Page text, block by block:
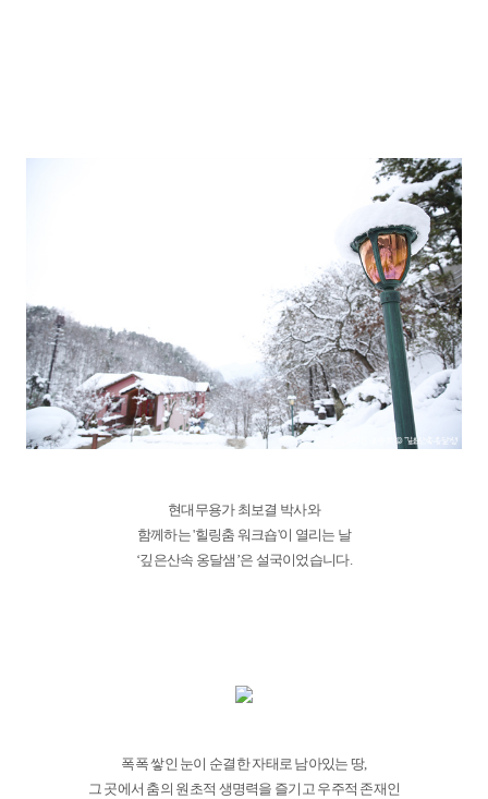
현대무용가 최보결 박사와
함께하는 '힐링춤 워크숍'이 열리는 날
‘깊은산속 옹달샘’은 설국이었습니다.
폭폭 쌓인 눈이 순결한 자태로 남아있는 땅,
그 곳에서 춤의 원초적 생명력을 즐기고 우주적 존재인